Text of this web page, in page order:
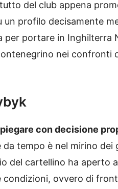
del club appena
un profilo decisamente
per portare in Inghilterra
nei confronti
con decisione
tempo è nel mirino dei
del cartellino ha aperto
condizioni, ovvero di